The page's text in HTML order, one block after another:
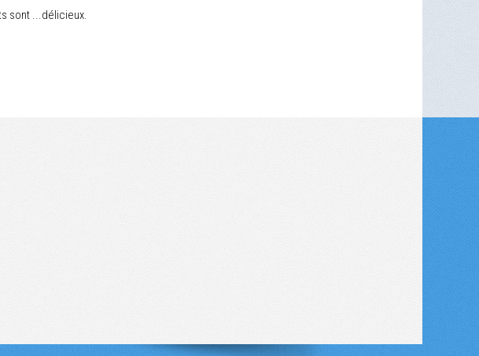
sont ...délicieux.